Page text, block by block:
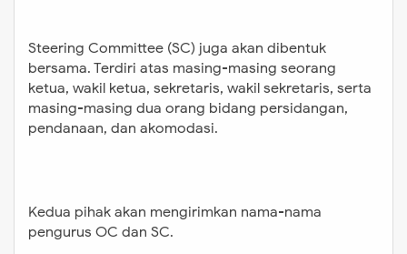
Steering Committee (SC) juga akan dibentuk
bersama. Terdiri atas masing-masing seorang
ketua, wakil ketua, sekretaris, wakil sekretaris, serta
masing-masing dua orang bidang persidangan,
pendanaan, dan akomodasi.
Kedua pihak akan mengirimkan nama-nama
pengurus OC dan SC.